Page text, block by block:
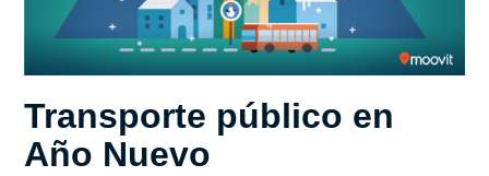
Transporte público en
Año Nuevo